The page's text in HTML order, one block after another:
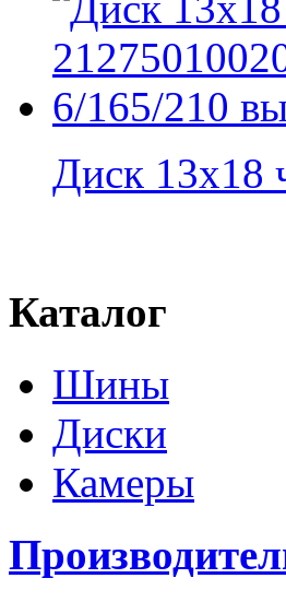
Диск 13x18
Каталог
Шины
Диски
Камеры